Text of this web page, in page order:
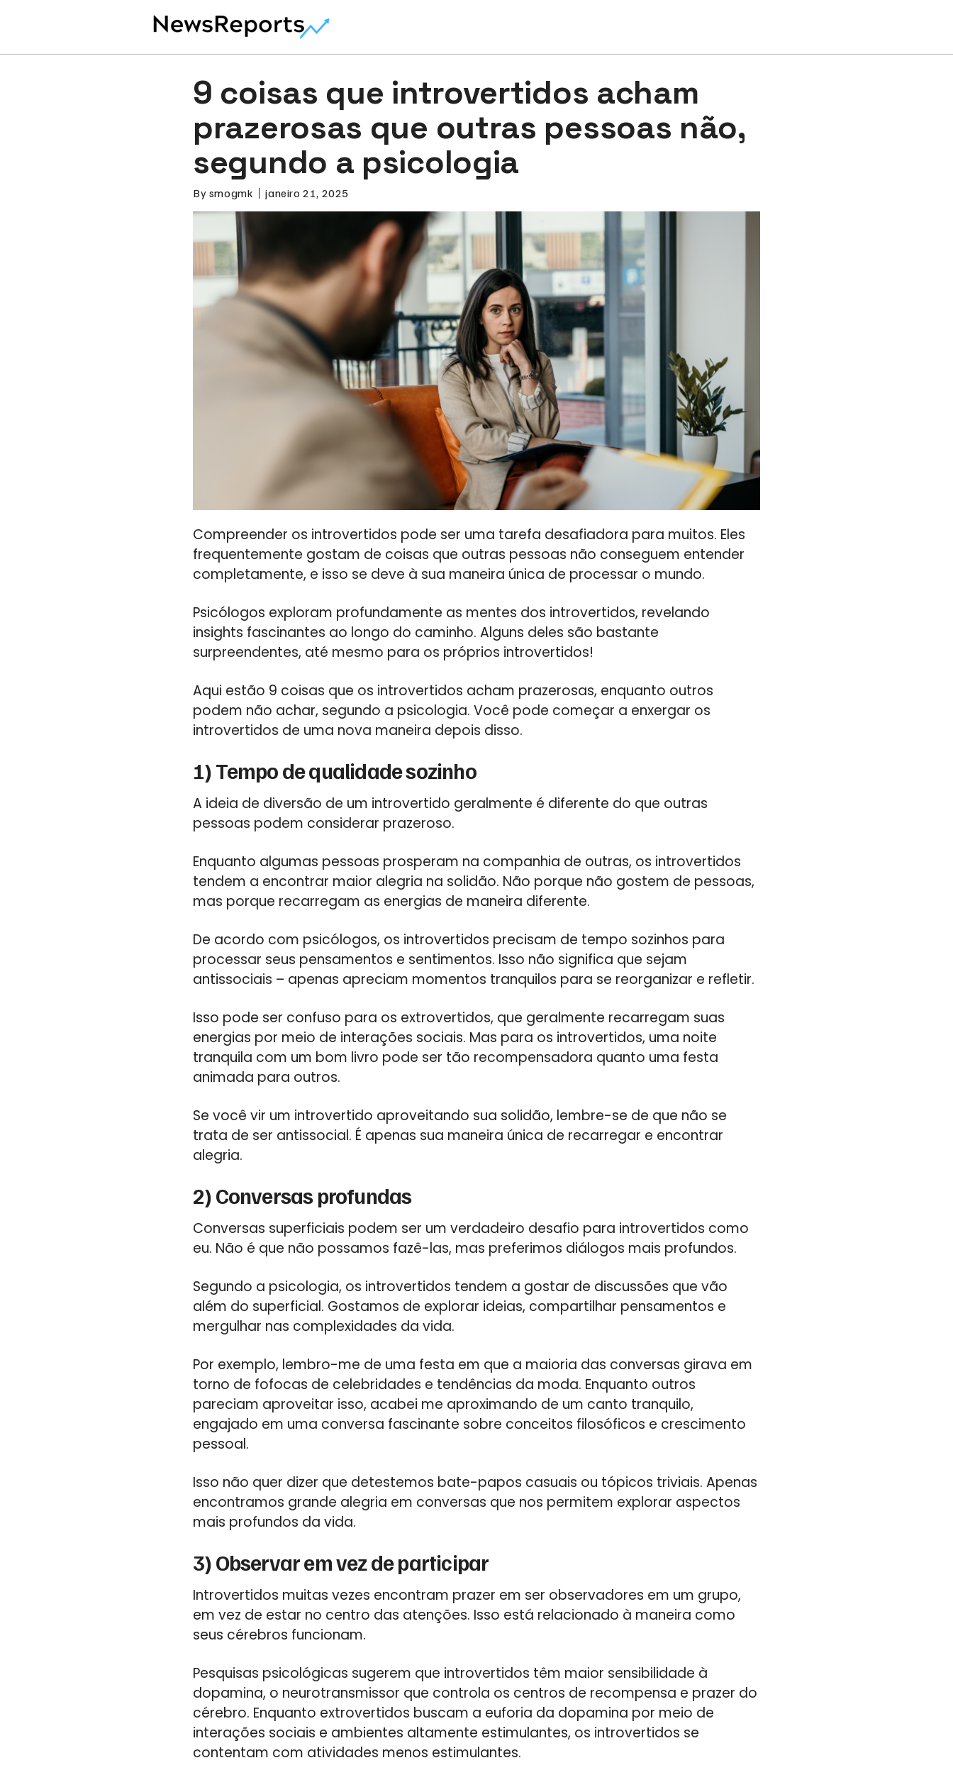
9 coisas que introvertidos acham
prazerosas que outras pessoas não,
segundo a psicologia
By smogmk janeiro 21, 2025
Compreender os introvertidos pode ser uma tarefa desafiadora para muitos. Eles
frequentemente gostam de coisas que outras pessoas não conseguem entender
completamente, e isso se deve à sua maneira única de processar o mundo.
Psicólogos exploram profundamente as mentes dos introvertidos, revelando
insights fascinantes ao longo do caminho. Alguns deles são bastante
surpreendentes, até mesmo para os próprios introvertidos!
Aqui estão 9 coisas que os introvertidos acham prazerosas, enquanto outros
podem não achar, segundo a psicologia. Você pode começar a enxergar os
introvertidos de uma nova maneira depois disso.
1) Tempo de qualidade sozinho
A ideia de diversão de um introvertido geralmente é diferente do que outras
pessoas podem considerar prazeroso.
Enquanto algumas pessoas prosperam na companhia de outras, os introvertidos
tendem a encontrar maior alegria na solidão. Não porque não gostem de pessoas,
mas porque recarregam as energias de maneira diferente.
De acordo com psicólogos, os introvertidos precisam de tempo sozinhos para
processar seus pensamentos e sentimentos. Isso não significa que sejam
antissociais – apenas apreciam momentos tranquilos para se reorganizar e refletir.
Isso pode ser confuso para os extrovertidos, que geralmente recarregam suas
energias por meio de interações sociais. Mas para os introvertidos, uma noite
tranquila com um bom livro pode ser tão recompensadora quanto uma festa
animada para outros.
Se você vir um introvertido aproveitando sua solidão, lembre-se de que não se
trata de ser antissocial. É apenas sua maneira única de recarregar e encontrar
alegria.
2) Conversas profundas
Conversas superficiais podem ser um verdadeiro desafio para introvertidos como
eu. Não é que não possamos fazê-las, mas preferimos diálogos mais profundos.
Segundo a psicologia, os introvertidos tendem a gostar de discussões que vão
além do superficial. Gostamos de explorar ideias, compartilhar pensamentos e
mergulhar nas complexidades da vida.
Por exemplo, lembro-me de uma festa em que a maioria das conversas girava em
torno de fofocas de celebridades e tendências da moda. Enquanto outros
pareciam aproveitar isso, acabei me aproximando de um canto tranquilo,
engajado em uma conversa fascinante sobre conceitos filosóficos e crescimento
pessoal.
Isso não quer dizer que detestemos bate-papos casuais ou tópicos triviais. Apenas
encontramos grande alegria em conversas que nos permitem explorar aspectos
mais profundos da vida.
3) Observar em vez de participar
Introvertidos muitas vezes encontram prazer em ser observadores em um grupo,
em vez de estar no centro das atenções. Isso está relacionado à maneira como
seus cérebros funcionam.
Pesquisas psicológicas sugerem que introvertidos têm maior sensibilidade à
dopamina, o neurotransmissor que controla os centros de recompensa e prazer do
cérebro. Enquanto extrovertidos buscam a euforia da dopamina por meio de
interações sociais e ambientes altamente estimulantes, os introvertidos se
contentam com atividades menos estimulantes.